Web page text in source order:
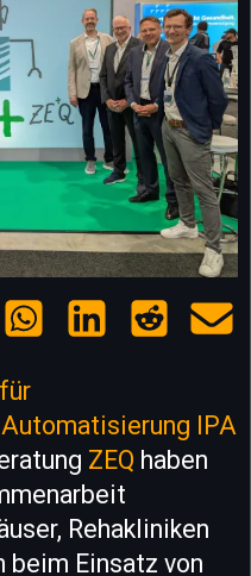
IPA
ZEQ haben
Rehakliniken
beim Einsatz von